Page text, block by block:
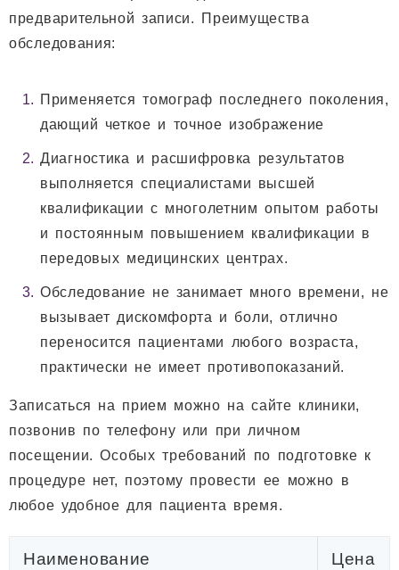
предварительной записи. Преимущества
обследования:
Применяется томограф последнего поколения,
дающий четкое и точное изображение
Диагностика и расшифровка результатов
выполняется специалистами высшей
квалификации с многолетним опытом работы
и постоянным повышением квалификации в
передовых медицинских центрах.
Обследование не занимает много времени, не
вызывает дискомфорта и боли, отлично
переносится пациентами любого возраста,
практически не имеет противопоказаний.
Записаться на прием можно на сайте клиники,
позвонив по телефону или при личном
посещении. Особых требований по подготовке к
процедуре нет, поэтому провести ее можно в
любое удобное для пациента время.
Наименование Цена